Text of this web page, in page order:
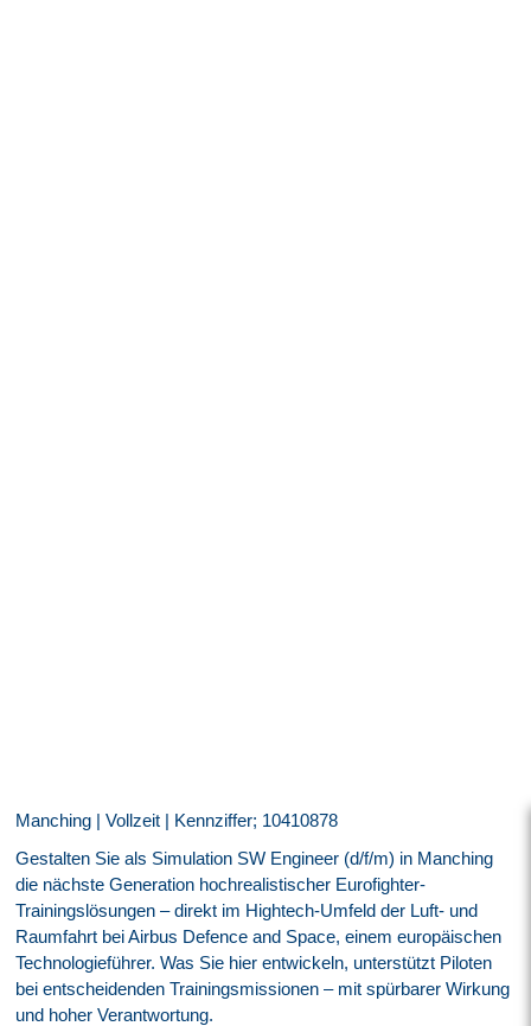
Manching | Vollzeit | Kennziffer; 10410878
Gestalten Sie als Simulation SW Engineer (d/f/m) in Manching
die nächste Generation hochrealistischer Eurofighter-
Trainingslösungen – direkt im Hightech-Umfeld der Luft- und
Raumfahrt bei Airbus Defence and Space, einem europäischen
Technologieführer. Was Sie hier entwickeln, unterstützt Piloten
bei entscheidenden Trainingsmissionen – mit spürbarer Wirkung
und hoher Verantwortung.